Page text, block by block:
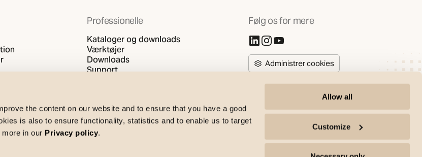
the content on our website and to ensure that you have a good
is also to ensure functionality, statistics and to enable us to target
in our Privacy policy.
Allow all
Customize
Professionelle
Kataloger og downloads
Værktøjer
Downloads
Support
Følg os for mere
(Åbner i ny fane)
(Åbner i ny fane)
(Åbner i ny fane)
Administrer cookies